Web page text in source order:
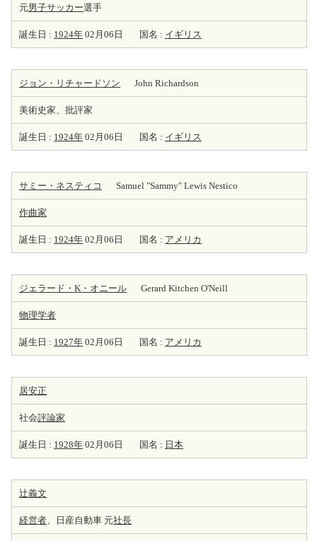
元男子サッカー選手
誕生日 : 1924年 02月06日 国名 : イギリス
ジョン・リチャードソン John Richardson
美術史家、批評家
誕生日 : 1924年 02月06日 国名 : イギリス
サミー・ネスティコ Samuel "Sammy" Lewis Nestico
作曲家
誕生日 : 1924年 02月06日 国名 : アメリカ
ジェラード・K・オニール Gerard Kitchen O'Neill
物理学者
誕生日 : 1927年 02月06日 国名 : アメリカ
居安正
社会評論家
誕生日 : 1928年 02月06日 国名 : 日本
辻義文
経営者、日産自動車 元社長